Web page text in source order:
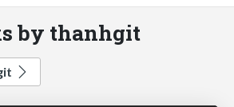
by thanhgit